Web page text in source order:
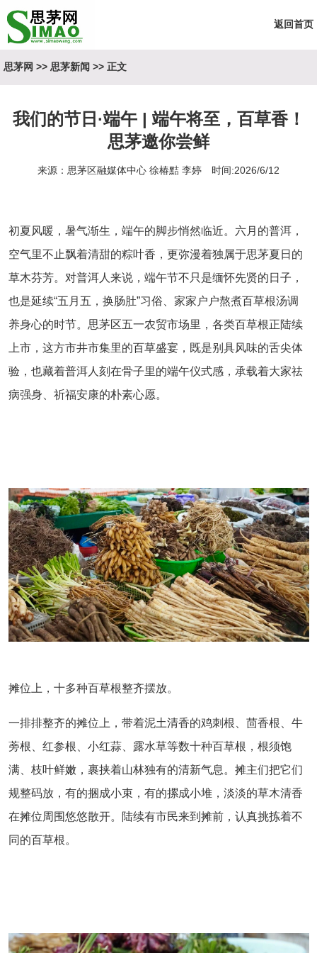
返回首页
思茅网 >> 思茅新闻 >> 正文
我们的节日·端午 | 端午将至，百草香！
思茅邀你尝鲜
来源：思茅区融媒体中心 徐椿黠 李婷 时间:2026/6/12
初夏风暖，暑气渐生，端午的脚步悄然临近。六月的普洱，
空气里不止飘着清甜的粽叶香，更弥漫着独属于思茅夏日的
草木芬芳。对普洱人来说，端午节不只是缅怀先贤的日子，
也是延续“五月五，换肠肚”习俗、家家户户熬煮百草根汤调
养身心的时节。思茅区五一农贸市场里，各类百草根正陆续
上市，这方市井市集里的百草盛宴，既是别具风味的舌尖体
验，也藏着普洱人刻在骨子里的端午仪式感，承载着大家祛
病强身、祈福安康的朴素心愿。
摊位上，十多种百草根整齐摆放。
一排排整齐的摊位上，带着泥土清香的鸡刺根、茴香根、牛
蒡根、红参根、小红蒜、露水草等数十种百草根，根须饱
满、枝叶鲜嫩，裹挟着山林独有的清新气息。摊主们把它们
规整码放，有的捆成小束，有的摞成小堆，淡淡的草木清香
在摊位周围悠悠散开。陆续有市民来到摊前，认真挑拣着不
同的百草根。